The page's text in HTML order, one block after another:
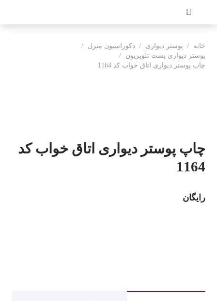
خانه / پوستر دیواری / دکوراسیون منزل
/
پوستر دیواری پشت تلویزیون
/
چاپ پوستر دیواری اتاق خواب کد 1164
چاپ پوستر دیواری اتاق خواب کد
1164
رایگان